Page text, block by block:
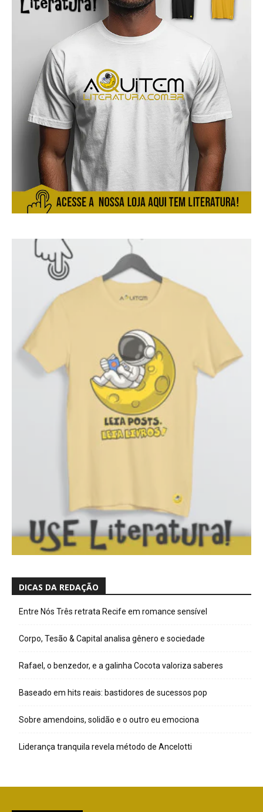
DICAS DA REDAÇÃO
Entre Nós Três retrata Recife em romance sensível
Corpo, Tesão & Capital analisa gênero e sociedade
Rafael, o benzedor, e a galinha Cocota valoriza saberes
Baseado em hits reais: bastidores de sucessos pop
Sobre amendoins, solidão e o outro eu emociona
Liderança tranquila revela método de Ancelotti